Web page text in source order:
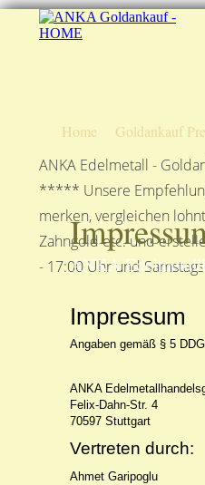
Home Goldankauf
ANKA Edelmetall -
***** Unsere
merken, vergleichen
Zahngold etc. und
- 17:00 Uhr und
ANKA
Impressum
Angaben gemäß § 5
ANKA
Felix-Dahn-Str. 4
70597 Stuttgart
Vertreten durch:
Ahmet Garipoglu